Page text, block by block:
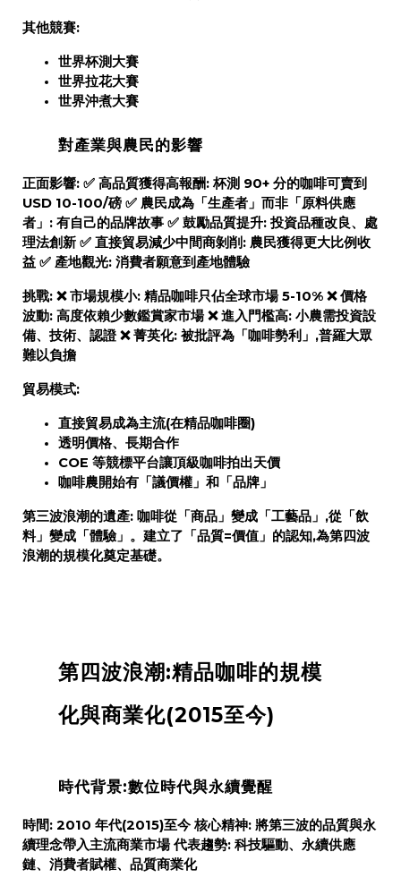
其他競賽:
世界杯測大賽
世界拉花大賽
世界沖煮大賽
對產業與農民的影響
正面影響: ✅ 高品質獲得高報酬: 杯測 90+ 分的咖啡可賣到
USD 10-100/磅 ✅ 農民成為「生產者」而非「原料供應
者」: 有自己的品牌故事 ✅ 鼓勵品質提升: 投資品種改良、處
理法創新 ✅ 直接貿易減少中間商剝削: 農民獲得更大比例收
益 ✅ 產地觀光: 消費者願意到產地體驗
挑戰: ❌市場規模小: 精品咖啡只佔全球市場 5-10% ❌價格
波動: 高度依賴少數鑑賞家市場 ❌進入門檻高: 小農需投資設
備、技術、認證 ❌菁英化: 被批評為「咖啡勢利」,普羅大眾
難以負擔
貿易模式:
直接貿易成為主流(在精品咖啡圈)
透明價格、長期合作
COE 等競標平台讓頂級咖啡拍出天價
咖啡農開始有「議價權」和「品牌」
第三波浪潮的遺產: 咖啡從「商品」變成「工藝品」,從「飲
料」變成「體驗」。建立了「品質=價值」的認知,為第四波
浪潮的規模化奠定基礎。
第四波浪潮:精品咖啡的規模
化與商業化(2015至今)
時代背景:數位時代與永續覺醒
時間: 2010 年代(2015)至今 核心精神: 將第三波的品質與永
續理念帶入主流商業市場 代表趨勢: 科技驅動、永續供應
鏈、消費者賦權、品質商業化